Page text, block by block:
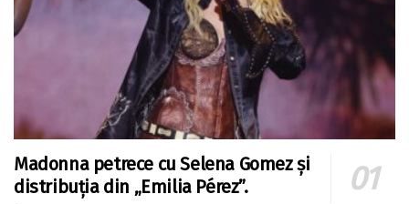
Madonna petrece cu Selena Gomez și
distribuția din „Emilia Pérez”.